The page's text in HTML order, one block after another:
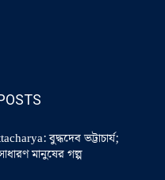
বুদ্ধদেব ভট্টাচার্য;
মানুষের গল্প